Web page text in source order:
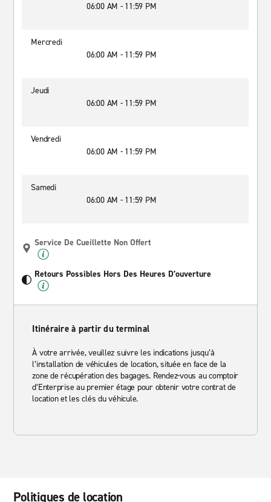
06:00 AM - 11:59 PM
Mercredi
06:00 AM - 11:59 PM
Jeudi
06:00 AM - 11:59 PM
Vendredi
06:00 AM - 11:59 PM
Samedi
06:00 AM - 11:59 PM
Service De Cueillette Non Offert
Retours Possibles Hors Des Heures D’ouverture
Itinéraire à partir du terminal
À votre arrivée, veuillez suivre les indications jusqu’à
l’installation de véhicules de location, située en face de la
zone de récupération des bagages. Rendez-vous au comptoir
d’Enterprise au premier étage pour obtenir votre contrat de
location et les clés du véhicule.
Politiques de location